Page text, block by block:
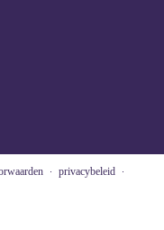
privacybeleid